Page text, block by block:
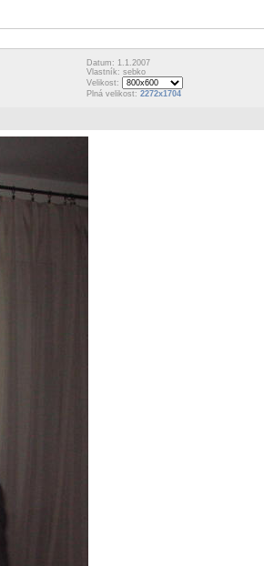
Datum: 1.1.2007
Vlastník: sebko
Velikost:
Plná velikost: 2272x1704